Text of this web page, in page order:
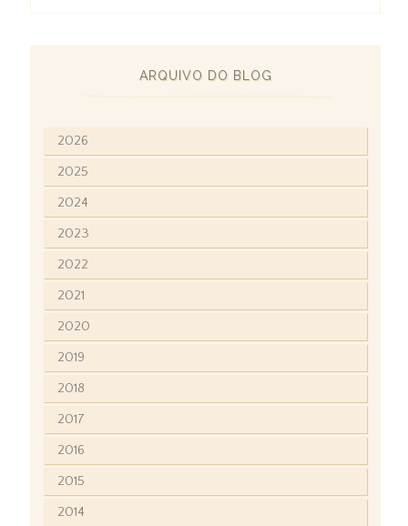
ARQUIVO DO BLOG
2026
2025
2024
2023
2022
2021
2020
2019
2018
2017
2016
2015
2014